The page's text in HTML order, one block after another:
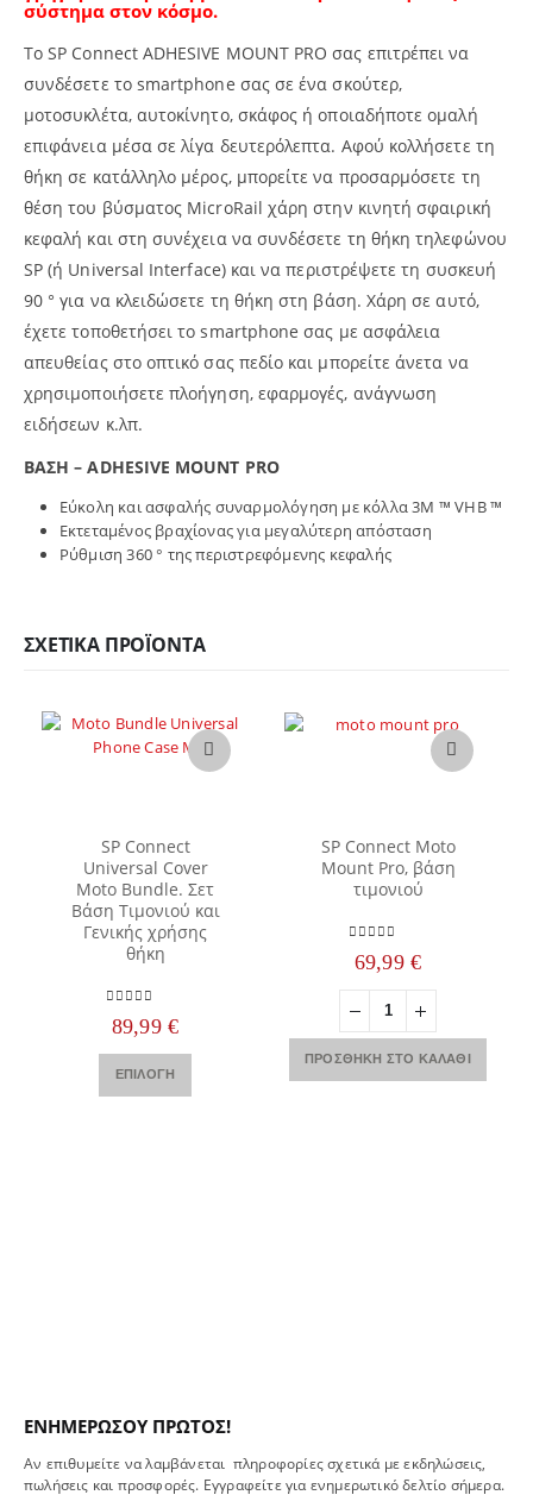
σύστημα στον κόσμο.
Το SP Connect ADHESIVE MOUNT PRO σας επιτρέπει να
συνδέσετε το smartphone σας σε ένα σκούτερ,
μοτοσυκλέτα, αυτοκίνητο, σκάφος ή οποιαδήποτε ομαλή
επιφάνεια μέσα σε λίγα δευτερόλεπτα. Αφού κολλήσετε τη
θήκη σε κατάλληλο μέρος, μπορείτε να προσαρμόσετε τη
θέση του βύσματος MicroRail χάρη στην κινητή σφαιρική
κεφαλή και στη συνέχεια να συνδέσετε τη θήκη τηλεφώνου
SP (ή Universal Interface) και να περιστρέψετε τη συσκευή
90 ° για να κλειδώσετε τη θήκη στη βάση. Χάρη σε αυτό,
έχετε τοποθετήσει το smartphone σας με ασφάλεια
απευθείας στο οπτικό σας πεδίο και μπορείτε άνετα να
χρησιμοποιήσετε πλοήγηση, εφαρμογές, ανάγνωση
ειδήσεων κ.λπ.
ΒΑΣΗ – ADHESIVE MOUNT PRO
Εύκολη και ασφαλής συναρμολόγηση με κόλλα 3M ™ VHB ™
Εκτεταμένος βραχίονας για μεγαλύτερη απόσταση
Ρύθμιση 360 ° της περιστρεφόμενης κεφαλής
ΣΧΕΤΙΚΆ ΠΡΟΪΌΝΤΑ
Αυτό το προϊόν έχει πολλαπλές παραλλαγές. Οι επιλογές μπορούν να επιλεγούν στη σελίδα του προϊόντος
SP Connect
Universal Cover
Moto Bundle. Σετ
Βάση Τιμονιού και
Γενικής χρήσης
θήκη
89,99 €
ΕΠΙΛΟΓΉ
Αυτό το προϊόν έχει πολλαπλές παραλλαγές. Οι επιλογές μπορούν να επιλεγούν στη σελίδα του προϊόντος
SP Connect Moto
Mount Pro, βάση
τιμονιού
69,99 €
ΠΡΟΣΘΉΚΗ ΣΤΟ ΚΑΛΆΘΙ
ΕΝΗΜΕΡΩΣΟΥ ΠΡΩΤΟΣ!
Αν επιθυμείτε να λαμβάνεται πληροφορίες σχετικά με εκδηλώσεις,
πωλήσεις και προσφορές. Εγγραφείτε για ενημερωτικό δελτίο σήμερα.